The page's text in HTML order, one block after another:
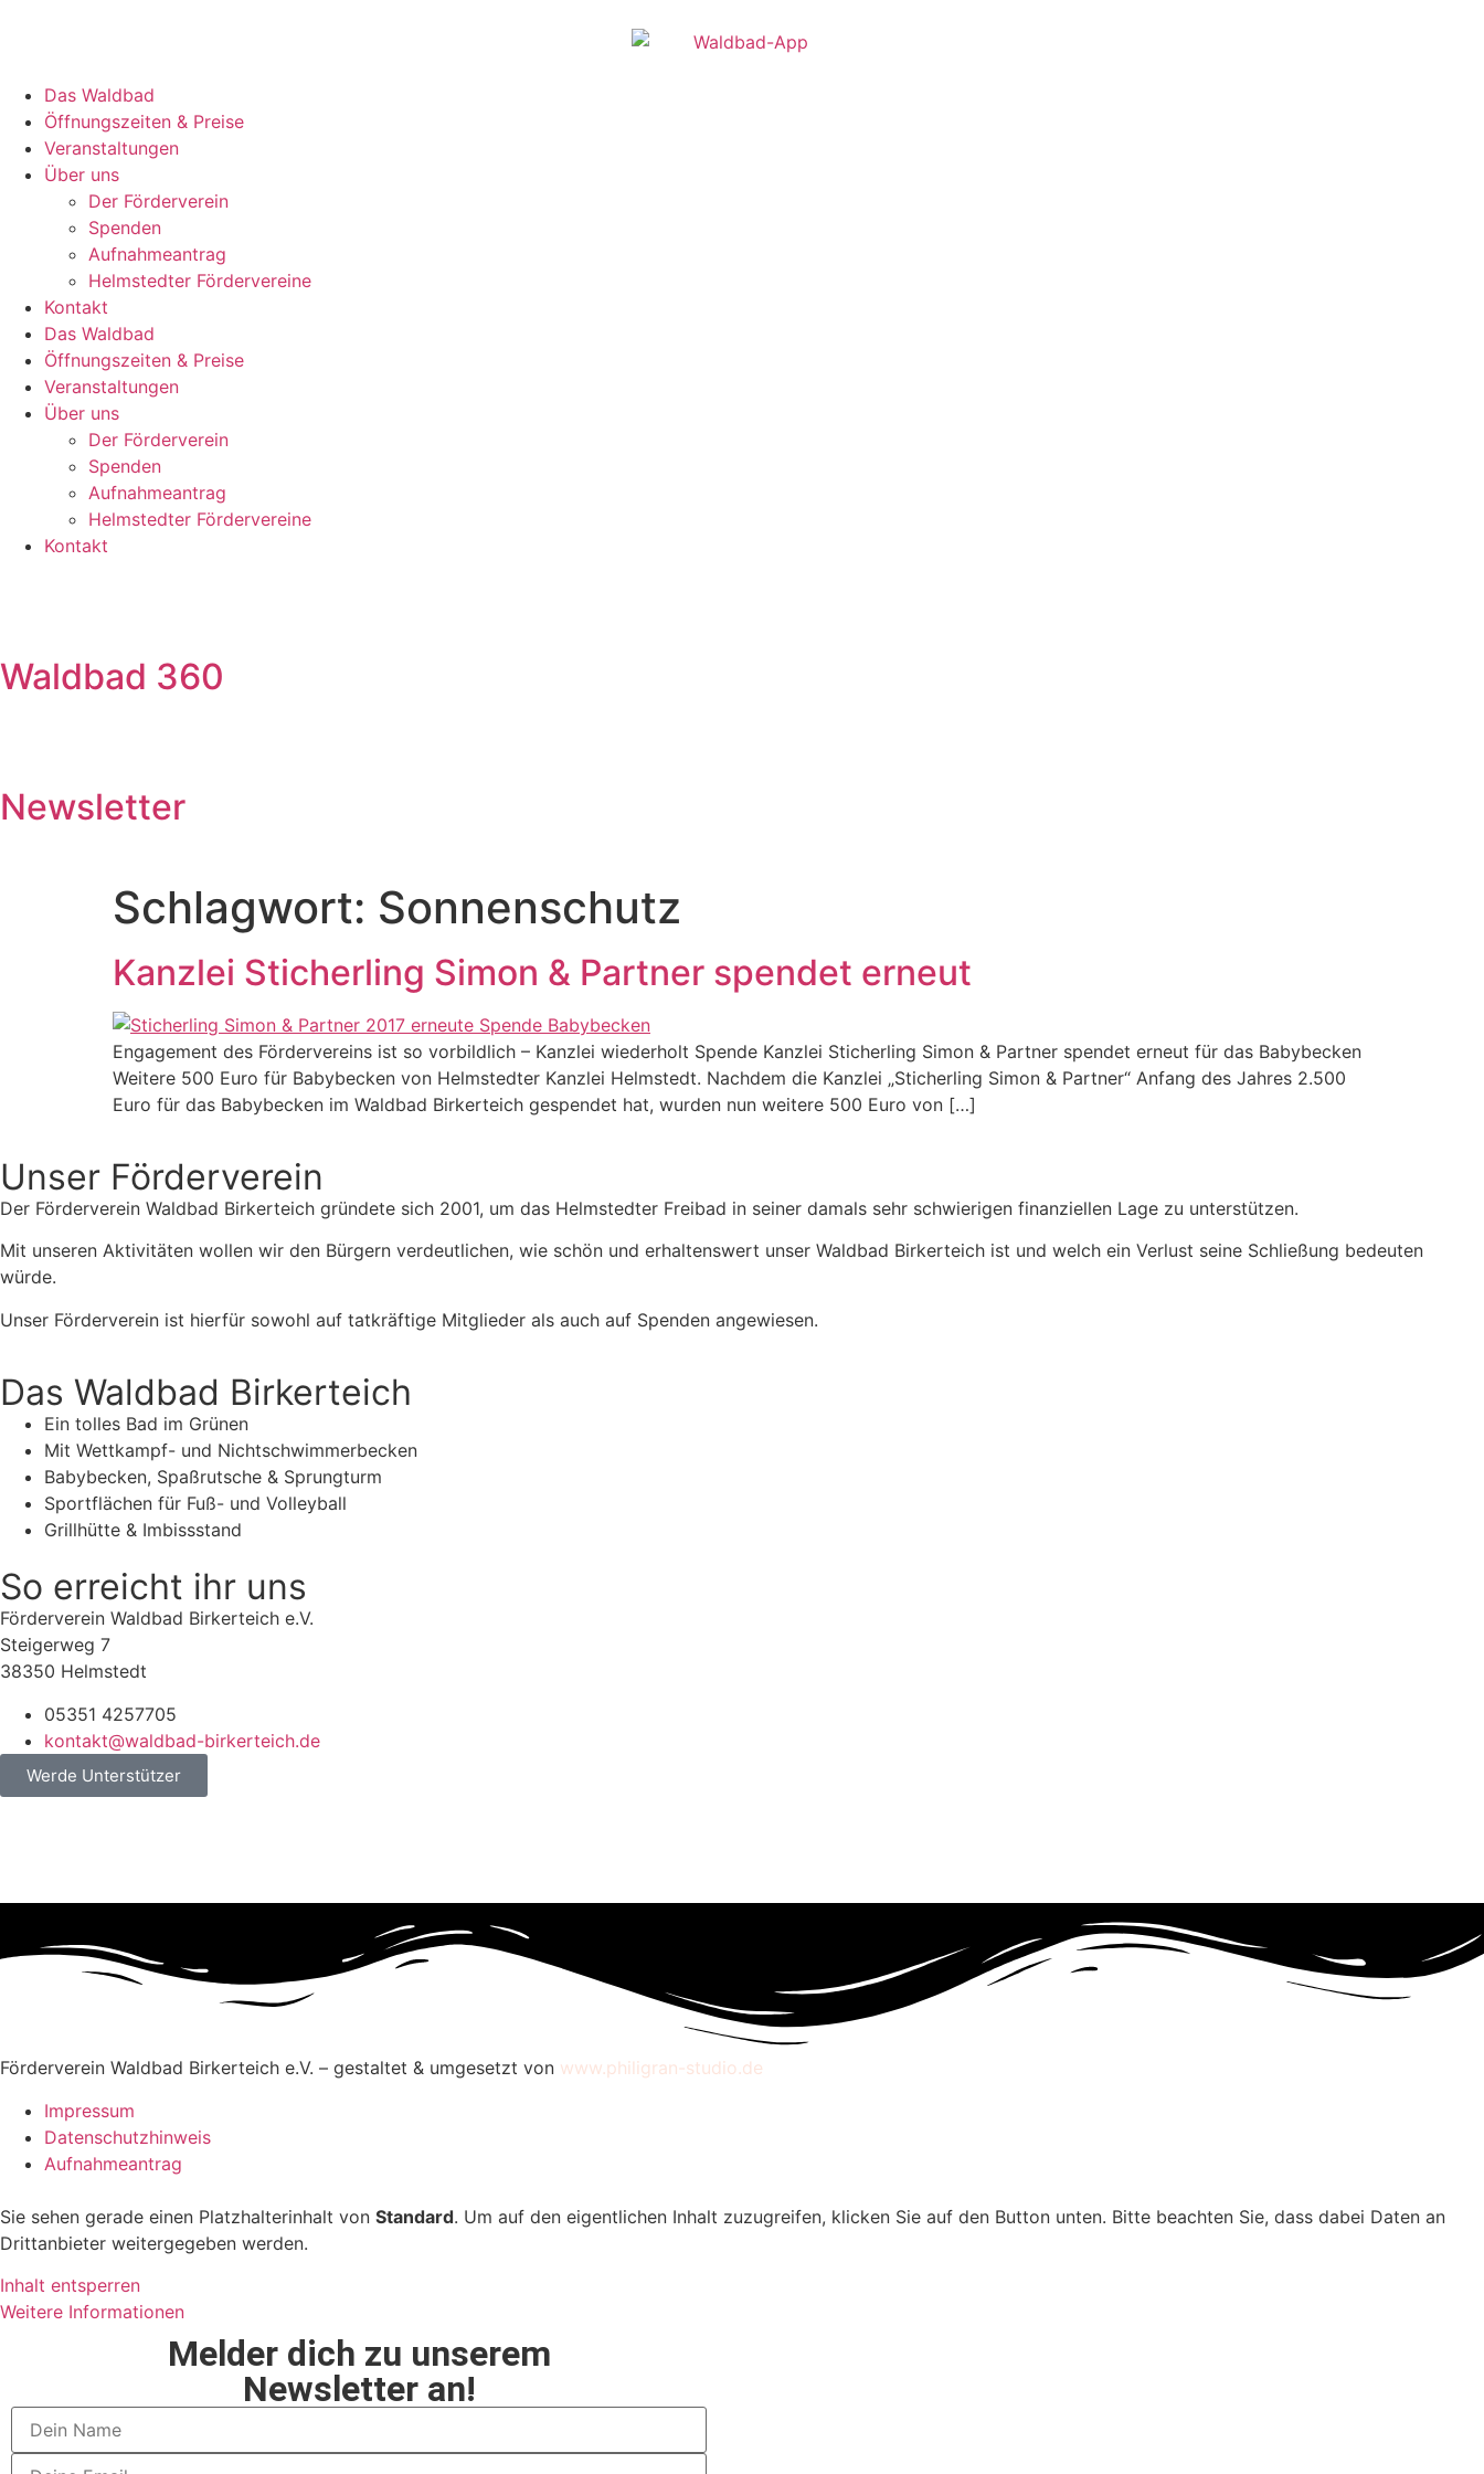
Das Waldbad
Öffnungszeiten & Preise
Veranstaltungen
Über uns
Der Förderverein
Spenden
Aufnahmeantrag
Helmstedter Fördervereine
Kontakt
Das Waldbad
Öffnungszeiten & Preise
Veranstaltungen
Über uns
Der Förderverein
Spenden
Aufnahmeantrag
Helmstedter Fördervereine
Kontakt
Waldbad 360
Newsletter
Schlagwort: Sonnenschutz
Kanzlei Sticherling Simon & Partner spendet erneut
Engagement des Fördervereins ist so vorbildlich – Kanzlei wiederholt Spende Kanzlei Sticherling Simon & Partner spendet erneut für das Babybecken
Weitere 500 Euro für Babybecken von Helmstedter Kanzlei Helmstedt. Nachdem die Kanzlei „Sticherling Simon & Partner“ Anfang des Jahres 2.500
Euro für das Babybecken im Waldbad Birkerteich gespendet hat, wurden nun weitere 500 Euro von […]
Unser Förderverein
Der Förderverein Waldbad Birkerteich gründete sich 2001, um das Helmstedter Freibad in seiner damals sehr schwierigen finanziellen Lage zu unterstützen.
Mit unseren Aktivitäten wollen wir den Bürgern verdeutlichen, wie schön und erhaltenswert unser Waldbad Birkerteich ist und welch ein Verlust seine Schließung bedeuten
würde.
Unser Förderverein ist hierfür sowohl auf tatkräftige Mitglieder als auch auf Spenden angewiesen.
Das Waldbad Birkerteich
Ein tolles Bad im Grünen
Mit Wettkampf- und Nichtschwimmerbecken
Babybecken, Spaßrutsche & Sprungturm
Sportflächen für Fuß- und Volleyball
Grillhütte & Imbissstand
So erreicht ihr uns
Förderverein Waldbad Birkerteich e.V.
Steigerweg 7
38350 Helmstedt
05351 4257705
kontakt@waldbad-birkerteich.de
Werde Unterstützer
Förderverein Waldbad Birkerteich e.V. – gestaltet & umgesetzt von www.philigran-studio.de
Impressum
Datenschutzhinweis
Aufnahmeantrag
Sie sehen gerade einen Platzhalterinhalt von Standard. Um auf den eigentlichen Inhalt zuzugreifen, klicken Sie auf den Button unten. Bitte beachten Sie, dass dabei Daten an
Drittanbieter weitergegeben werden.
Inhalt entsperren
Weitere Informationen
Melder dich zu unserem
Newsletter an!